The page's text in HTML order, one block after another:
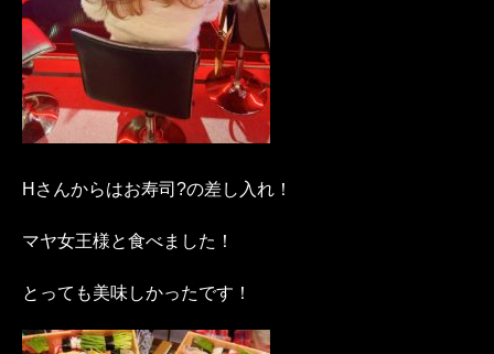
Hさんからはお寿司?の差し入れ！
マヤ女王様と食べました！
とっても美味しかったです！